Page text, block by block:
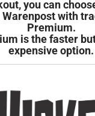
you can
with
Premium.
is the faster
expensive option.